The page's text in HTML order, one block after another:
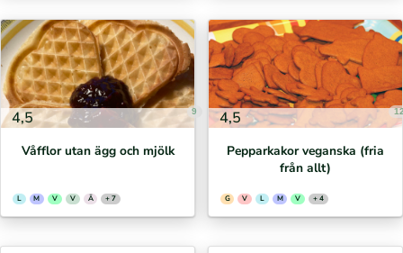
4,5 9
Våfflor utan ägg och mjölk
L M V V Ä + 7
4,5
Pepparkakor veganska (fria
från allt)
G V L M V + 4